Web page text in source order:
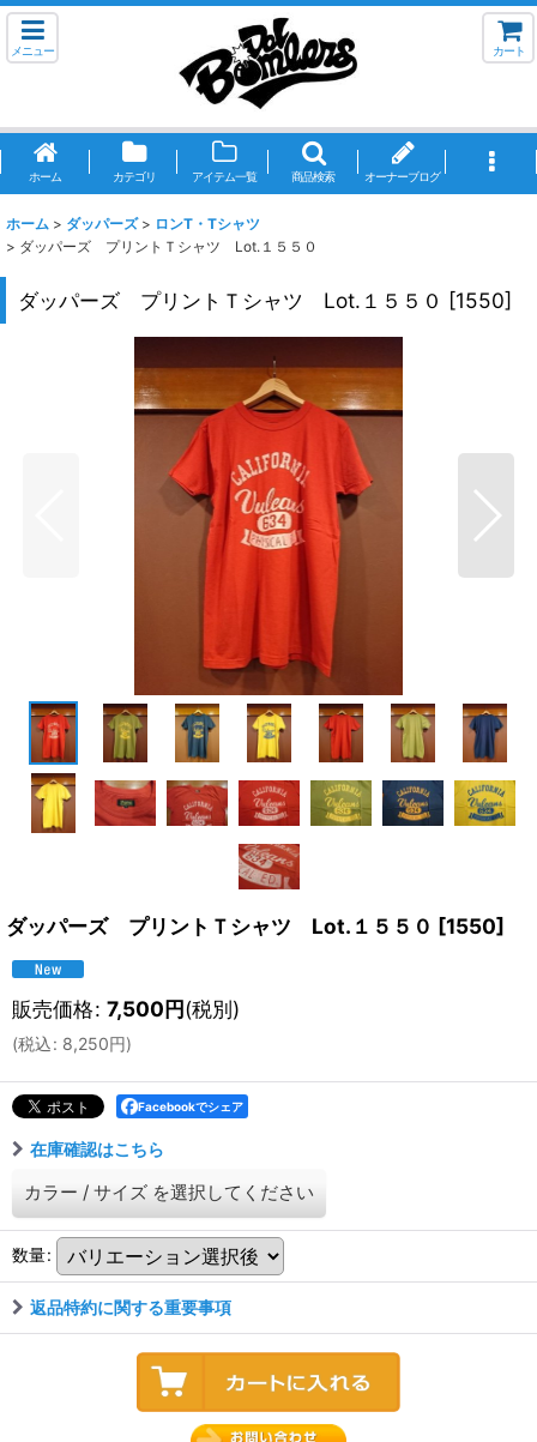
メニュー カート
ホーム カテゴリ アイテム一覧 商品検索 オーナーブログ
ホーム > ダッパーズ > ロンT・Tシャツ
> ダッパーズ プリントＴシャツ Lot.１５５０
ダッパーズ プリントＴシャツ Lot.１５５０ [1550]
ダッパーズ プリントＴシャツ Lot.１５５０ [1550]
販売価格: 7,500円(税別)
(税込: 8,250円)
Facebookでシェア
在庫確認はこちら
カラー / サイズ を選択してください
数量:
返品特約に関する重要事項